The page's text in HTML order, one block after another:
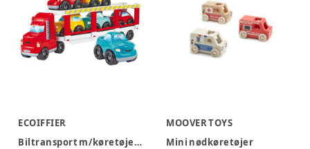
ECOIFFIER
Biltransport m/køretøjer 7stk
MOOVER TOYS
Mini nødkøretøjer